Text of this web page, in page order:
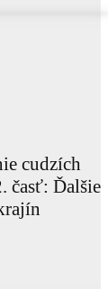
cudzích
časť: Ďalšie